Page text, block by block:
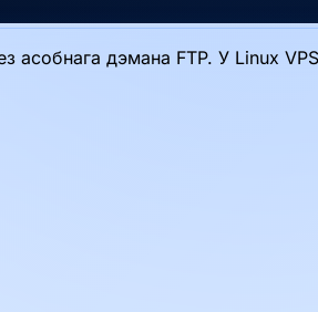
асобнага дэмана FTP. У Linux